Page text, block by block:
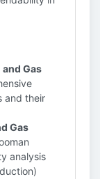
Gas
and their
Gas
analysis